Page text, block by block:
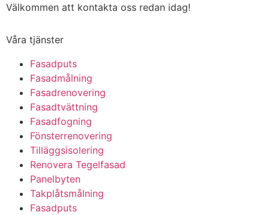
Välkommen att kontakta oss redan idag!
Våra tjänster
Fasadputs
Fasadmålning
Fasadrenovering
Fasadtvättning
Fasadfogning
Fönsterrenovering
Tilläggsisolering
Renovera Tegelfasad
Panelbyten
Takplåtsmålning
Fasadputs